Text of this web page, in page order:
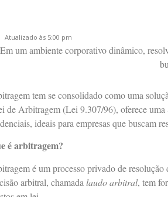
Atualizado às 5:00 pm
Em um ambiente corporativo dinâmico,
tem se consolidado como uma
de Arbitragem (Lei 9.307/96), oferece
ideais para empresas que buscam
é arbitragem?
é um processo privado de
arbitral, chamada laudo arbitral, tem